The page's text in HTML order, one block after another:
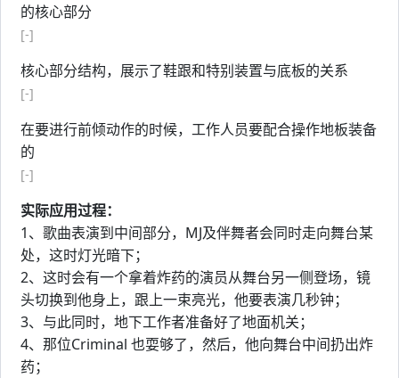
的核心部分
[-]
核心部分结构，展示了鞋跟和特别装置与底板的关系
[-]
在要进行前倾动作的时候，工作人员要配合操作地板装备
的
[-]
实际应用过程：
1、歌曲表演到中间部分，MJ及伴舞者会同时走向舞台某
处，这时灯光暗下；
2、这时会有一个拿着炸药的演员从舞台另一侧登场，镜
头切换到他身上，跟上一束亮光，他要表演几秒钟；
3、与此同时，地下工作者准备好了地面机关；
4、那位Criminal 也耍够了，然后，他向舞台中间扔出炸
药；